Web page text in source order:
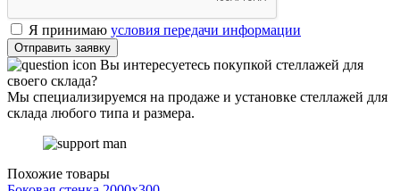
Я принимаю условия передачи информации
Отправить заявку
Вы интересуетесь покупкой стеллажей для
своего склада?
Мы специализируемся на продаже и установке стеллажей для
склада любого типа и размера.
Похожие товары